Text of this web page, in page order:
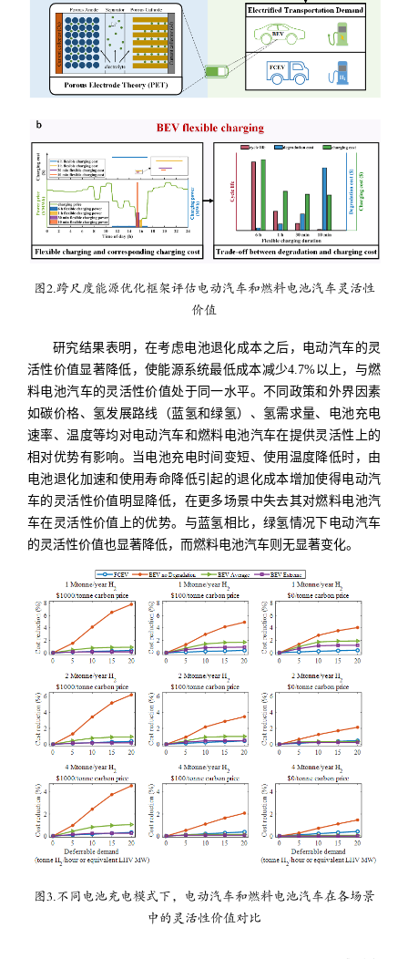
图2.跨尺度能源优化框架评估电动汽车和燃料电池汽车灵活性
价值
研究结果表明，在考虑电池退化成本之后，电动汽车的灵
活性价值显著降低，使能源系统最低成本减少4.7%以上，与燃
料电池汽车的灵活性价值处于同一水平。不同政策和外界因素
如碳价格、氢发展路线（蓝氢和绿氢）、氢需求量、电池充电
速率、温度等均对电动汽车和燃料电池汽车在提供灵活性上的
相对优势有影响。当电池充电时间变短、使用温度降低时，由
电池退化加速和使用寿命降低引起的退化成本增加使得电动汽
车的灵活性价值明显降低，在更多场景中失去其对燃料电池汽
车在灵活性价值上的优势。与蓝氢相比，绿氢情况下电动汽车
的灵活性价值也显著降低，而燃料电池汽车则无显著变化。
图3.不同电池充电模式下，电动汽车和燃料电池汽车在各场景
中的灵活性价值对比